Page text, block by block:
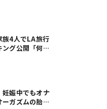
族4人でLA旅行
グ公開「何が
娠中でもオナ
ガズムの胎児